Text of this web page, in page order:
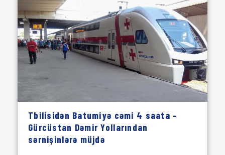
Tbilisidən Batumiyə cəmi 4 saata –
Gürcüstan Dəmir Yollarından
sərnişinlərə müjdə